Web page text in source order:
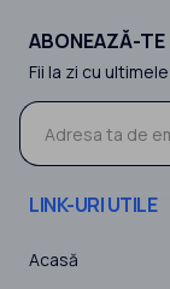
ABONEAZĂ-
Fii la zi cu
LINK-URI UTILE
Acasă